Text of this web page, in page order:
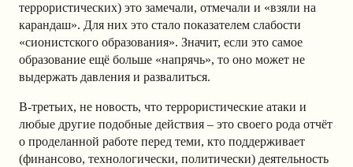
террористических) это замечали, отмечали и «взяли на
карандаш». Для них это стало показателем слабости
«сионистского образования». Значит, если это самое
образование ещё больше «напрячь», то оно может не
выдержать давления и развалиться.
В-третьих, не новость, что террористические атаки и
любые другие подобные действия – это своего рода отчёт
о проделанной работе перед теми, кто поддерживает
(финансово, технологически, политически) деятельность